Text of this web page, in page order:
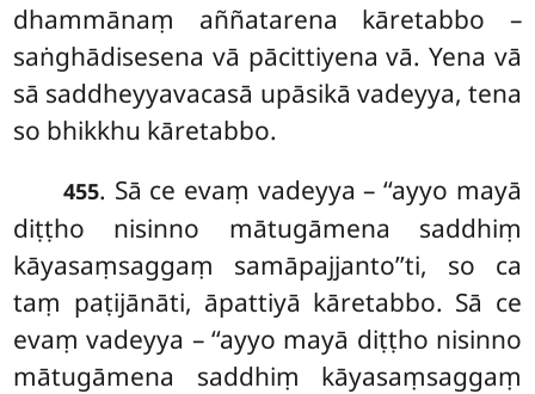
dhammānaṃ aññatarena kāretabbo –
saṅghādisesena vā pācittiyena vā. Yena vā
sā saddheyyavacasā upāsikā vadeyya, tena
so bhikkhu kāretabbo.
455. Sā ce evaṃ vadeyya – ‘‘ayyo mayā
diṭṭho nisinno mātugāmena saddhiṃ
kāyasaṃsaggaṃ samāpajjanto’’ti, so ca
taṃ paṭijānāti, āpattiyā kāretabbo. Sā ce
evaṃ vadeyya – ‘‘ayyo mayā diṭṭho nisinno
mātugāmena saddhiṃ kāyasaṃsaggaṃ